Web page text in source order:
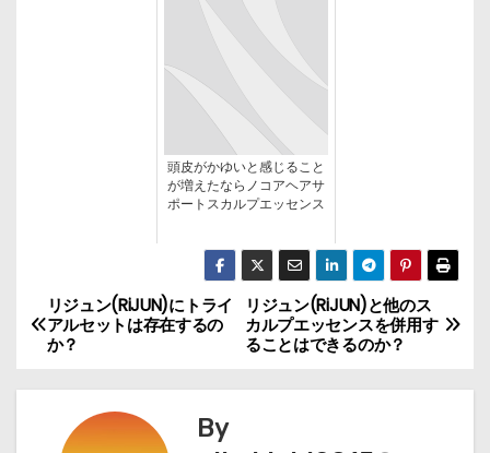
頭皮がかゆいと感じること
が増えたならノコアヘアサ
ポートスカルプエッセンス
投
稿
リジュン(RiJUN)と他のス
カルプエッセンスを併用す
ることはできるのか？
リジュン(RiJUN)にトライ
アルセットは存在するの
か？
By